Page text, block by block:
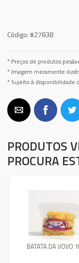
Código:#27838
* Preços de produtos
* Imagem meramente
* Sujeito à disponibilidade
PRODUTOS
PROCURA
BATATA DA VOVO